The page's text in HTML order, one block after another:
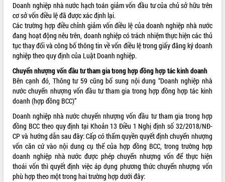
Khám bệnh, cấp phát thuốc miễn phí
và tặng quà người dân xã Cư Pui
Hội nghị UBND tỉnh Đắk Lắk thường kỳ
tháng 7/2026
Lễ truy tặng danh hiệu “Bà Mẹ Việt
Nam Anh hùng” và trao Huân chương
Lao động
UBND tỉnh Đắk Lắk triển khai nhiệm
vụ 6 tháng cuối năm 2026
Kỳ họp thứ Hai, Hội đồng nhân dân
tỉnh khóa XI quyết nghị nhiều nội dung
quan trọng
ALBUM ẢNH
Doanh nghiệp nhà nước hạch toán giảm vốn đầu tư của chủ sở hữu trên
cơ sở vốn điều lệ đã được xác định lại.
Các trường hợp điều chỉnh giảm vốn điều lệ của doanh nghiệp nhà nước
đang hoạt động nêu trên, doanh nghiệp có trách nhiệm thực hiện các thủ
tục thay đổi và công bố thông tin về vốn điều lệ trong giấy đăng ký doanh
nghiệp theo quy định của Luật Doanh nghiệp.
Chuyển nhượng vốn đầu tư tham gia trong hợp đồng hợp tác kinh doanh
Bên cạnh đó, Thông tư 59 cũng bổ sung nội dung “Doanh nghiệp nhà
nước chuyển nhượng vốn đầu tư tham gia trong hợp đồng hợp tác kinh
doanh (hợp đồng BCC)”
Doanh nghiệp nhà nước chuyển nhượng vốn đầu tư tham gia trong hợp
đồng BCC theo quy định tại Khoản 13 Điều 1 Nghị định số 32/2018/NĐ-
CP và hướng dẫn sau đây: Cấp có thẩm quyền quyết định chuyển nhượng
vốn căn cứ vào nội dung cụ thể của hợp đồng BCC, trong trường hợp
doanh nghiệp nhà nước được phép chuyển nhượng vốn để thực hiện
thoái vốn thì quyết định việc áp dụng phương thức chuyển nhượng vốn
phù hợp theo một trong hai trường hợp dưới đây: